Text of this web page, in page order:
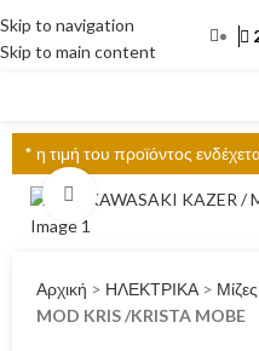
Skip to navigation
Skip to main content
* η τιμή του προϊόντος
Click to enlarge
Αρχική > ΗΛΕΚΤΡΙΚΑ > Μίζες
MOD KRIS /KRISTA MOBE